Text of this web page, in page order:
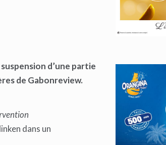
d’une partie
de Gabonreview.
dans un